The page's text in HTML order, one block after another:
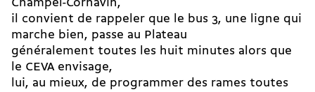
Champel-Cornavin,
il convient de rappeler que le bus 3, une ligne qui
marche bien, passe au Plateau
généralement toutes les huit minutes alors que
le CEVA envisage,
lui, au mieux, de programmer des rames toutes